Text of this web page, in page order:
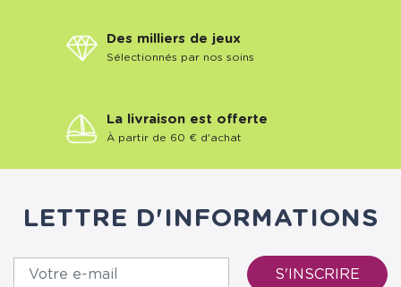
Des milliers de jeux
Sélectionnés par nos soins
La livraison est offerte
À partir de 60 € d'achat
LETTRE D'INFORMATIONS